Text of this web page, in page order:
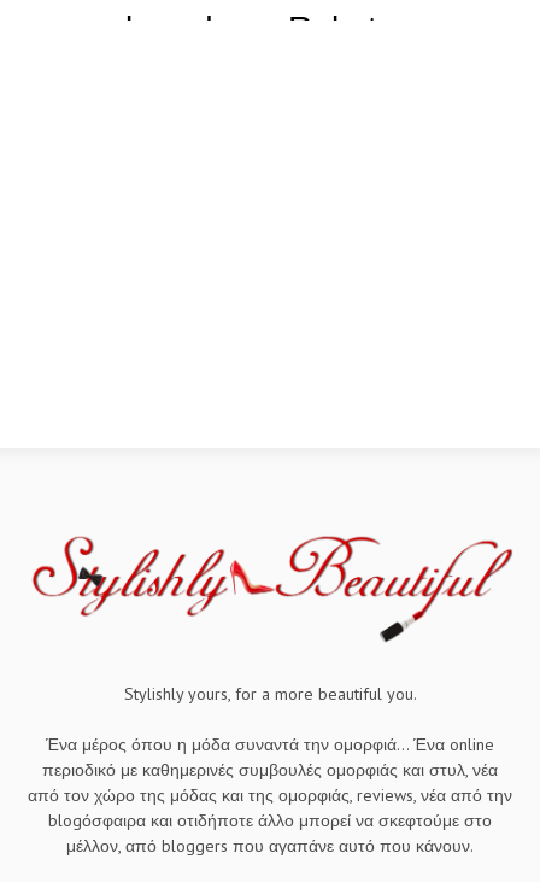
Stylishly yours, for a more beautiful you.
Ένα μέρος όπου η μόδα συναντά την ομορφιά... Ένα online
περιοδικό με καθημερινές συμβουλές ομορφιάς και στυλ, νέα
από τον χώρο της μόδας και της ομορφιάς, reviews, νέα από την
blogόσφαιρα και οτιδήποτε άλλο μπορεί να σκεφτούμε στο
μέλλον, από bloggers που αγαπάνε αυτό που κάνουν.